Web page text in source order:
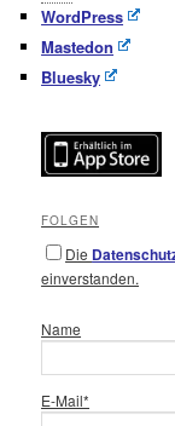
WordPress
Mastedon
Bluesky
FOLGEN
Die
einverstanden.
Name
E-Mail*